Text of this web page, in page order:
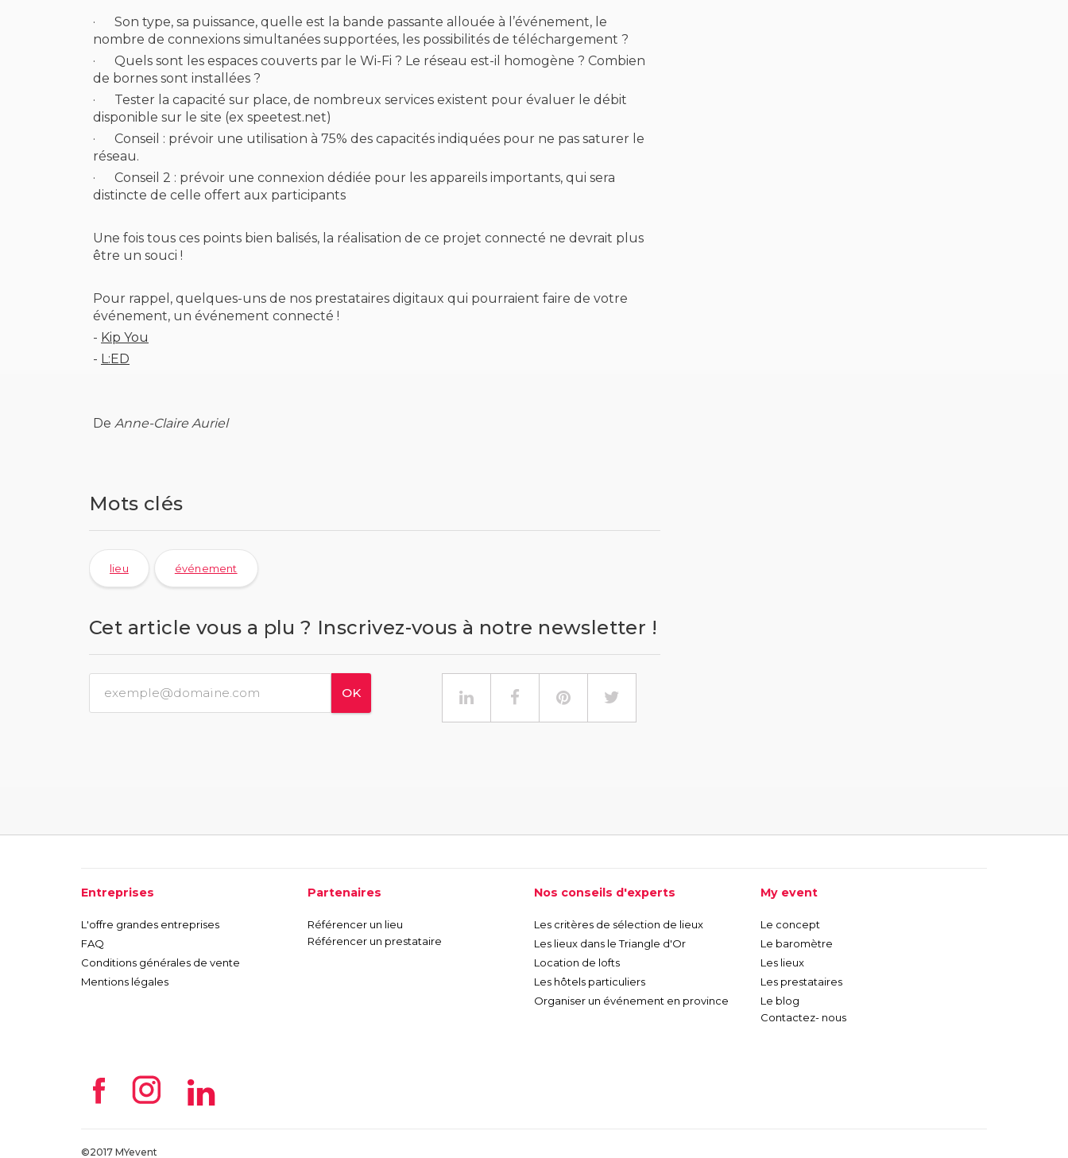
·
Son type, sa puissance, quelle est la bande passante allouée à l’événement, le
nombre de connexions simultanées supportées, les possibilités de téléchargement ?
·
Quels sont les espaces couverts par le Wi-Fi ? Le réseau est-il homogène ? Combien
de bornes sont installées ?
·
Tester la capacité sur place, de nombreux services existent pour évaluer le débit
disponible sur le site (ex speetest.net)
·
Conseil : prévoir une utilisation à 75% des capacités indiquées pour ne pas saturer le
réseau.
·
Conseil 2 : prévoir une connexion dédiée pour les appareils importants, qui sera
distincte de celle offert aux participants
Une fois tous ces points bien balisés, la réalisation de ce projet connecté ne devrait plus
être un souci !
Pour rappel, quelques-uns de nos prestataires digitaux qui pourraient faire de votre
événement, un événement connecté !
- Kip You
- L:ED
De Anne-Claire Auriel
Mots clés
lieu événement
Cet article vous a plu ? Inscrivez-vous à notre newsletter !
Entreprises
L'offre grandes entreprises
FAQ
Conditions générales de vente
Mentions légales
Partenaires
Référencer un lieu
Référencer un prestataire
Nos conseils d'experts
Les critères de sélection de lieux
Les lieux dans le Triangle d'Or
Location de lofts
Les hôtels particuliers
Organiser un événement en province
My event
Le concept
Le baromètre
Les lieux
Les prestataires
Le blog
Contactez- nous
©2017 MYevent